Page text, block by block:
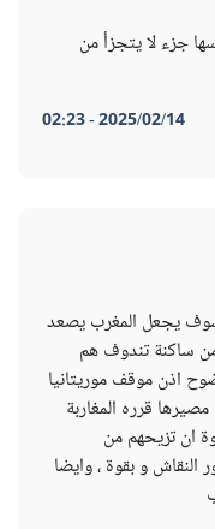
جزء لا يتجزأ من
2025/02/14 - 02:23
سوف يجعل المغرب يصعد
زحل ، يجب ان يعلم الجميع ان %70 من ساكنة تندوف هم
اذن موقف موريتانيا
قرره المغاربة
ان تزيحهم من
و بقوة ، وايضا